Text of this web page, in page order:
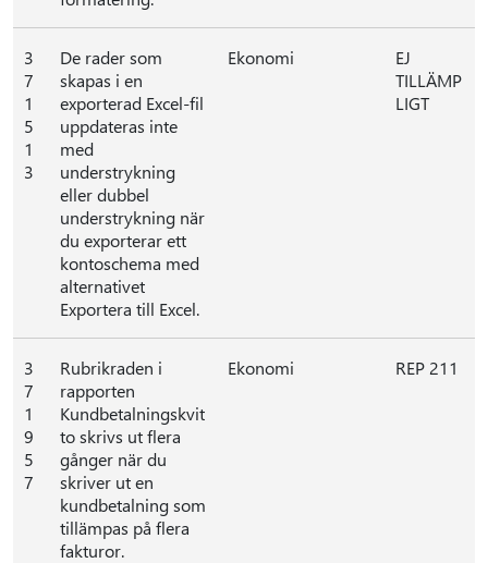
3
7
1
5
1
3
De rader som
skapas i en
exporterad Excel-fil
uppdateras inte
med
understrykning
eller dubbel
understrykning när
du exporterar ett
kontoschema med
alternativet
Exportera till Excel.
Ekonomi
EJ
TILLÄMP
LIGT
3
7
1
9
5
7
Rubrikraden i
rapporten
Kundbetalningskvit
to skrivs ut flera
gånger när du
skriver ut en
kundbetalning som
tillämpas på flera
fakturor.
Ekonomi REP 211